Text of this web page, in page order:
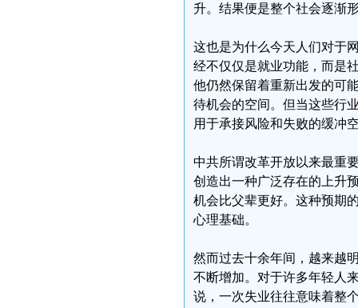
升。结果便是整个社会逐渐
这也是为什么今天人们对于
经不仅仅是就业功能，而是
他仍然保留着重新出发的可
待机会的空间。但当这些行
用于承接风险和失败的缓冲
中共所谓改革开放以来最重
创造出一种广泛存在的上升
机会比父辈更好。这种预期
心理基础。
然而过去十余年间，越来越
不断增加。对于许多年轻人
说，一次失业往往意味着整